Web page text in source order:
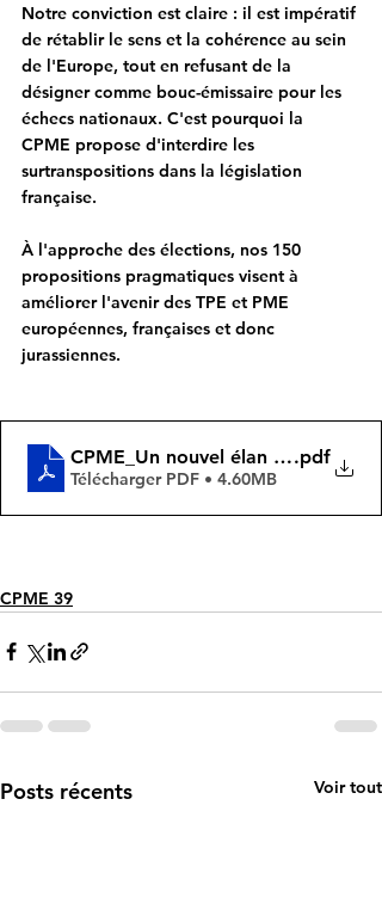
Notre conviction est claire : il est impératif
de rétablir le sens et la cohérence au sein
de l'Europe, tout en refusant de la
désigner comme bouc-émissaire pour les
échecs nationaux. C'est pourquoi la
CPME propose d'interdire les
surtranspositions dans la législation
française.
À l'approche des élections, nos 150
propositions pragmatiques visent à
améliorer l'avenir des TPE et PME
européennes, françaises et donc
jurassiennes.
CPME_Un nouvel élan .pdf
Télécharger PDF • 4.60MB
CPME 39
Posts récents Voir tout